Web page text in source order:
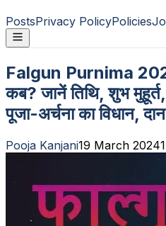
PostsPrivacy PolicyPolicies
Falgun Purnima
कब? जानें तिथि, शुभ
पूजा-अर्चना का विधान,
Pooja Kanjani19 March 20241